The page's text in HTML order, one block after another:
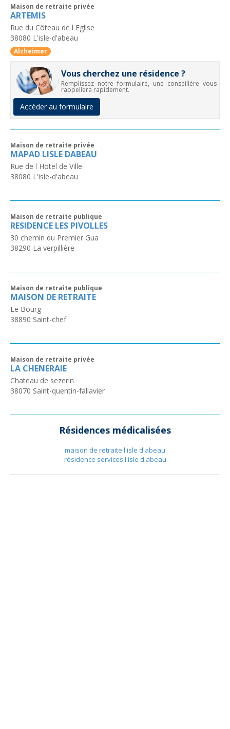
Maison de retraite privée
ARTEMIS
Rue du Côteau de l Eglise
38080 L'isle-d'abeau
Alzheimer
Vous cherchez une résidence ?
Remplissez notre formulaire, une conseillère vous
rappellera rapidement.
Accèder au formulaire
Maison de retraite privée
MAPAD LISLE DABEAU
Rue de l Hotel de Ville
38080 L'isle-d'abeau
Maison de retraite publique
RESIDENCE LES PIVOLLES
30 chemin du Premier Gua
38290 La verpillière
Maison de retraite publique
MAISON DE RETRAITE
Le Bourg
38890 Saint-chef
Maison de retraite privée
LA CHENERAIE
Chateau de sezerin
38070 Saint-quentin-fallavier
Résidences médicalisées
maison de retraite l isle d abeau
résidence services l isle d abeau